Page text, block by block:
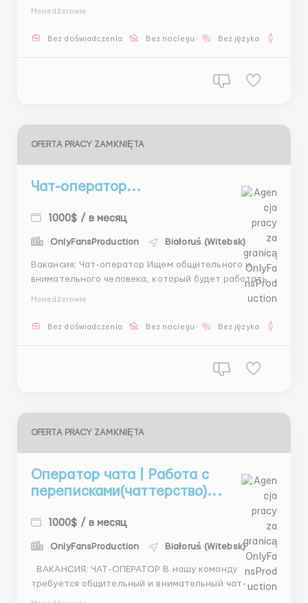
подобрать модель ✨ организовывать встречу и
Menedżerowie
Bez doświadczenia Bez noclegu Bez języka
OFERTA PRACY ZAMKNIĘTA
Чат-оператор...
1000$ / в месяц
OnlyFansProduction Białoruś (Witebsk)
Вакансия: Чат-оператор Ищем общительного и
внимательного человека, который будет работать с
Обязанности: ✨ Ведение переписки с клиентами ✨
Menedżerowie
Bez doświadczenia Bez noclegu Bez języka
OFERTA PRACY ZAMKNIĘTA
Оператор чата | Работа с
переписками(чаттерство)...
1000$ / в месяц
OnlyFansProduction Białoruś (Witebsk)
требуется общительный и внимательный чат-